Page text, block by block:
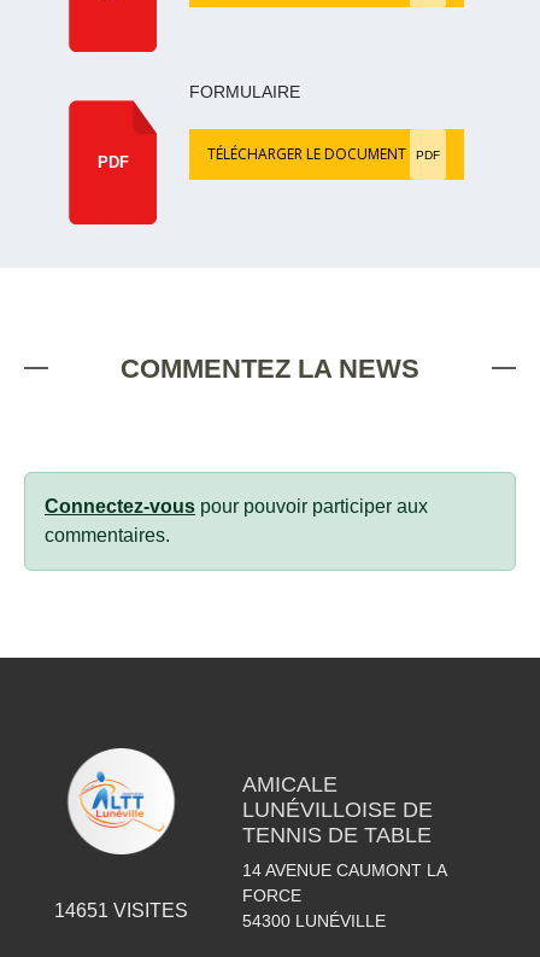
PDF
FORMULAIRE
TÉLÉCHARGER LE DOCUMENT PDF
COMMENTEZ LA NEWS
Connectez-vous pour pouvoir participer aux
commentaires.
14651 VISITES
AMICALE
LUNÉVILLOISE DE
TENNIS DE TABLE
14 AVENUE CAUMONT LA
FORCE
54300 LUNÉVILLE